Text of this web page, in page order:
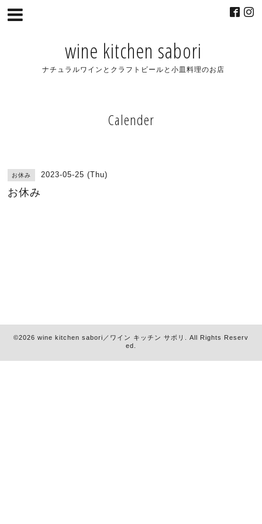
wine kitchen sabori
ナチュラルワインとクラフトビールと小皿料理のお店
Calender
お休み 2023-05-25 (Thu)
お休み
©2026 wine kitchen sabori／ワイン キッチン サボリ
. All Rights Reserv
ed.